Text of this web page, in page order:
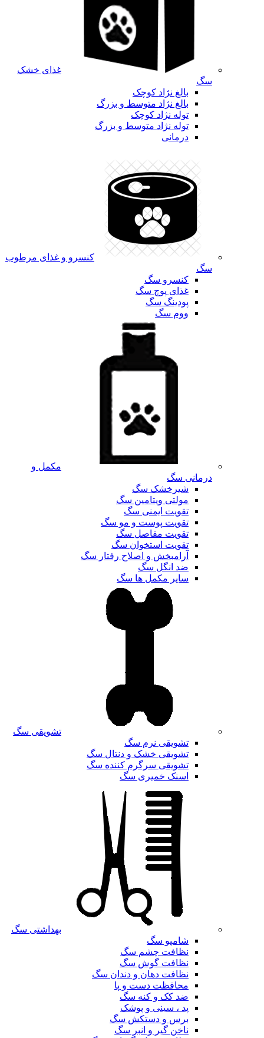
غذای خشک
سگ
بالغ نژاد کوچک
بالغ نژاد متوسط و بزرگ
توله نژاد کوچک
توله نژاد متوسط و بزرگ
درمانی
کنسرو و غذای مرطوب
سگ
کنسرو سگ
غذای پوچ سگ
پودینگ سگ
ووم سگ
مکمل و
درمانی سگ
شیرخشک سگ
مولتی ویتامین سگ
تقویت ایمنی سگ
تقویت پوست و مو سگ
تقویت مفاصل سگ
تقویت استخوان سگ
آرامبخش و اصلاح رفتار سگ
ضد انگل سگ
سایر مکمل ها سگ
تشویقی سگ
تشویقی نرم سگ
تشویقی خشک و دنتال سگ
تشویقی سرگرم کننده سگ
اسنک خمیری سگ
بهداشتی سگ
شامپو سگ
نظافت چشم سگ
نظافت گوش سگ
نظافت دهان و دندان سگ
محافظت دست و پا
ضد کک و کنه سگ
پد ، سینی و پوشک
برس و دستکش سگ
ناخن گیر و انبر سگ